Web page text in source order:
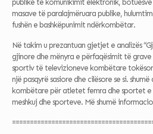
publike të komunikimit elektronik,
masave të paralajmëruara publike,
fushën e bashkëpunimit ndërkombëtar.
Në takim u prezantuan gjetjet e analizës
gjinore dhe mënyra e përfaqësimit të
sportiv të televizioneve kombëtare
një pasqyrë sasiore dhe cilësore se si.
kombëtare për atletet femra dhe sportet
meshkuj dhe sporteve. Më shumë